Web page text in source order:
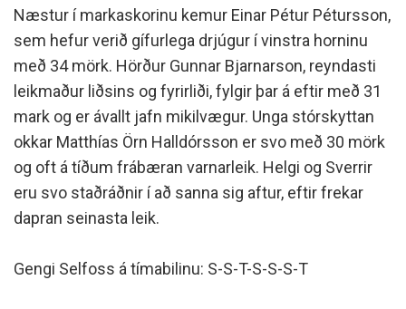
Næstur í markaskorinu kemur Einar Pétur Pétursson,
sem hefur verið gífurlega drjúgur í vinstra horninu
með 34 mörk. Hörður Gunnar Bjarnarson, reyndasti
leikmaður liðsins og fyrirliði, fylgir þar á eftir með 31
mark og er ávallt jafn mikilvægur. Unga stórskyttan
okkar Matthías Örn Halldórsson er svo með 30 mörk
og oft á tíðum frábæran varnarleik. Helgi og Sverrir
eru svo staðráðnir í að sanna sig aftur, eftir frekar
dapran seinasta leik.
Gengi Selfoss á tímabilinu: S-S-T-S-S-S-T